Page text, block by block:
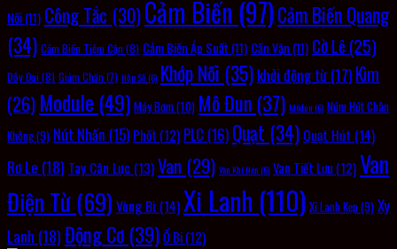
Nối(11) Công Tắc (30)Cảm Biến (97)Cảm Biến Quang
(34) Cảm Biến Tiệm Cận (8) Cảm Biến Áp Suất (11) Cần Vặn (11) Cờ Lê (25)
Dây Đai (8) Giảm Chấn (7) Hộp Số(6) Khớp Nối (35) khởi động từ (17) Kìm
(26) Module (49) Máy Bơm(10) Mô Đun (37) Môđun(6) Núm Hút Chân
Không(9) Nút Nhấn (15) Phốt (12) PLC (16) Quạt (34) Quạt Hút (14)
Rơ Le (18) Tay Cân Lực (13)Van (29) Van Khí Nén(6) Van Tiết Lưu (12)Van
Điện Từ (69) Vòng Bi (14)Xi Lanh (110) Xi Lanh Kẹp (9) Xy
Lanh (18)Động Cơ (39)Ổ Bi(12)